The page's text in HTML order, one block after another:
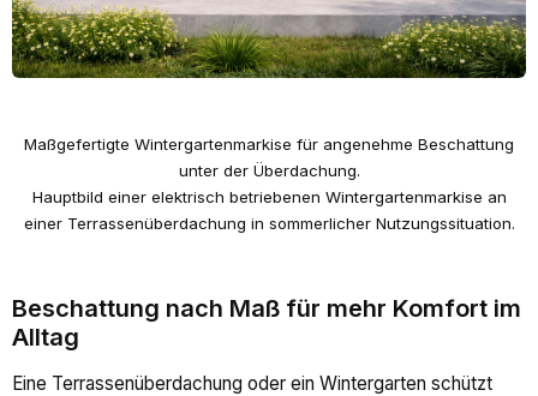
Maßgefertigte Wintergartenmarkise für angenehme Beschattung
unter der Überdachung.
Hauptbild einer elektrisch betriebenen Wintergartenmarkise an
einer Terrassenüberdachung in sommerlicher Nutzungssituation.
Beschattung nach Maß für mehr Komfort im
Alltag
Eine Terrassenüberdachung oder ein Wintergarten schützt